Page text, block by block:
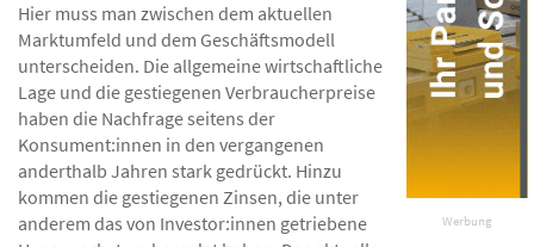
Werbung
Hier muss man zwischen dem aktuellen
Marktumfeld und dem Geschäftsmodell
unterscheiden. Die allgemeine wirtschaftliche
Lage und die gestiegenen Verbraucherpreise
haben die Nachfrage seitens der
Konsument:innen in den vergangenen
anderthalb Jahren stark gedrückt. Hinzu
kommen die gestiegenen Zinsen, die unter
anderem das von Investor:innen getriebene